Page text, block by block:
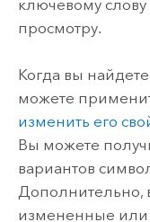
ключевому
просмотру.
Когда вы
можете
изменить его
Вы можете
вариантов
Дополнительно,
измененные или